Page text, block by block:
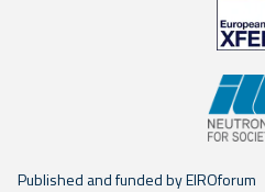
Published and funded by EIROforum